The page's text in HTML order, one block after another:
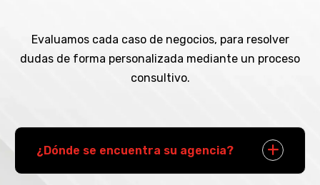
Evaluamos cada caso de negocios, para resolver
dudas de forma personalizada mediante un proceso
consultivo.
¿Dónde se encuentra su agencia?